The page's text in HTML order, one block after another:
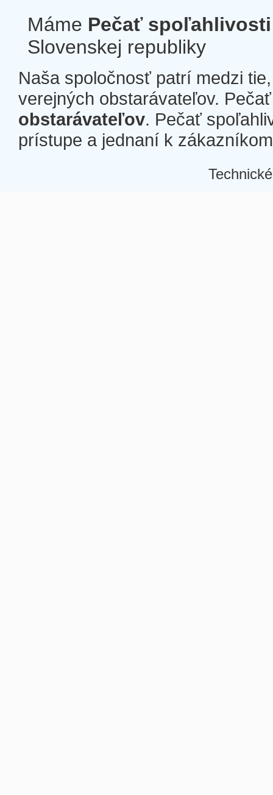
Máme Pečať spoľahlivosti
Slovenskej republiky
Naša spoločnosť patrí medzi
verejných obstarávateľov.
obstarávateľov. Pečať
prístupe a jednaní k